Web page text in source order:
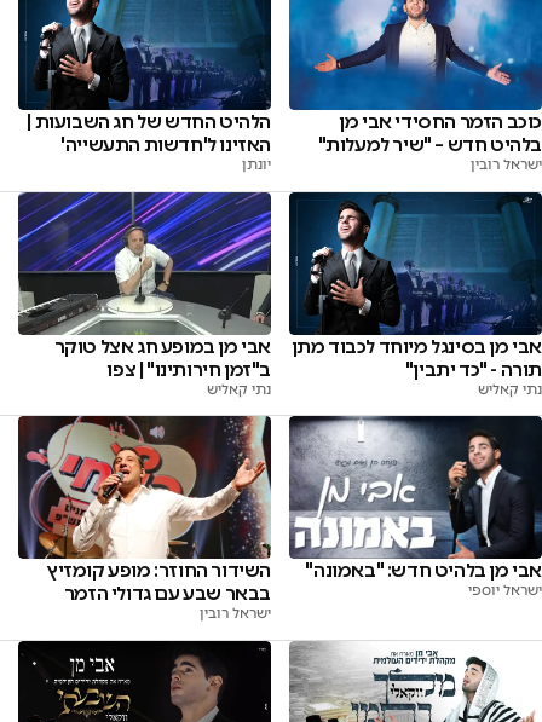
כוכב הזמר החסידי אבי מן
בלהיט חדש – "שיר למעלות"
ישראל רובין
הלהיט החדש של חג השבועות |
האזינו ל'חדשות התעשייה'
יונתן
אבי מן בסינגל מיוחד לכבוד מתן
תורה - "כד יתבין"
נתי קאליש
אבי מן במופע חג אצל טוקר
ב"זמן חירותינו" | צפו
נתי קאליש
אבי מן בלהיט חדש: "באמונה"
ישראל יוספי
השידור החוזר: מופע קומזיץ
בבאר שבע עם גדולי הזמר
ישראל רובין